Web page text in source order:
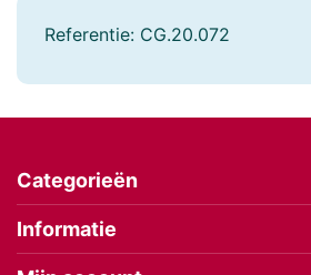
Referentie: CG.20.072
Categorieën
Informatie